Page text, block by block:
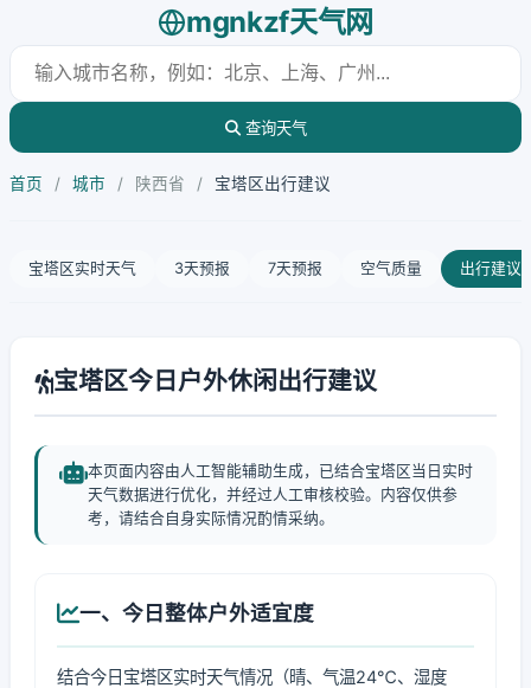
mgnkzf天气网
查询天气
首页 / 城市 / 陕西省 / 宝塔区出行建议
宝塔区实时天气 3天预报 7天预报 空气质量 出行建议
宝塔区今日户外休闲出行建议
本页面内容由人工智能辅助生成，已结合宝塔区当日实时
天气数据进行优化，并经过人工审核校验。内容仅供参
考，请结合自身实际情况酌情采纳。
一、今日整体户外适宜度
结合今日宝塔区实时天气情况（晴、气温24℃、湿度